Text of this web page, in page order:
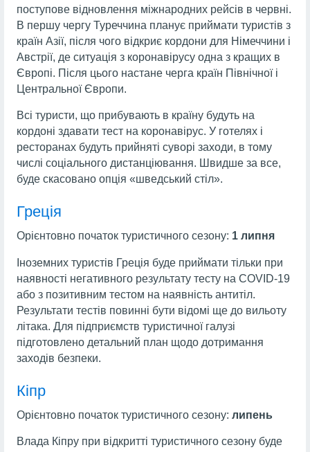
поступове відновлення міжнародних рейсів в червні.
В першу чергу Туреччина планує приймати туристів з
країн Азії, після чого відкриє кордони для Німеччини і
Австрії, де ситуація з коронавірусу одна з кращих в
Європі. Після цього настане черга країн Північної і
Центральної Європи.
Всі туристи, що прибувають в країну будуть на
кордоні здавати тест на коронавірус. У готелях і
ресторанах будуть прийняті суворі заходи, в тому
числі соціального дистанціювання. Швидше за все,
буде скасовано опція «шведський стіл».
Греція
Орієнтовно початок туристичного сезону: 1 липня
Іноземних туристів Греція буде приймати тільки при
наявності негативного результату тесту на COVID-19
або з позитивним тестом на наявність антитіл.
Результати тестів повинні бути відомі ще до вильоту
літака. Для підприємств туристичної галузі
підготовлено детальний план щодо дотримання
заходів безпеки.
Кіпр
Орієнтовно початок туристичного сезону: липень
Влада Кіпру при відкритті туристичного сезону буде